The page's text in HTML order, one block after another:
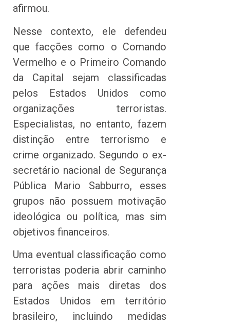
afirmou.
Nesse contexto, ele defendeu
que facções como o Comando
Vermelho e o Primeiro Comando
da Capital sejam classificadas
pelos Estados Unidos como
organizações terroristas.
Especialistas, no entanto, fazem
distinção entre terrorismo e
crime organizado. Segundo o ex-
secretário nacional de Segurança
Pública Mario Sabburro, esses
grupos não possuem motivação
ideológica ou política, mas sim
objetivos financeiros.
Uma eventual classificação como
terroristas poderia abrir caminho
para ações mais diretas dos
Estados Unidos em território
brasileiro, incluindo medidas